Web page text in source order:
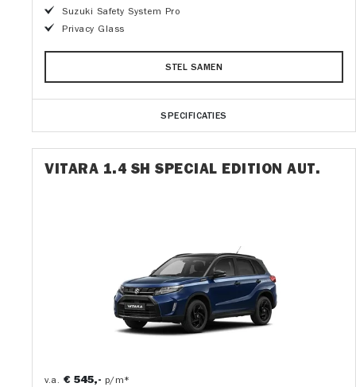
Suzuki Safety System Pro
Privacy Glass
STEL SAMEN
SPECIFICATIES
VITARA 1.4 SH SPECIAL EDITION AUT.
v.a. € 545,- p/m*